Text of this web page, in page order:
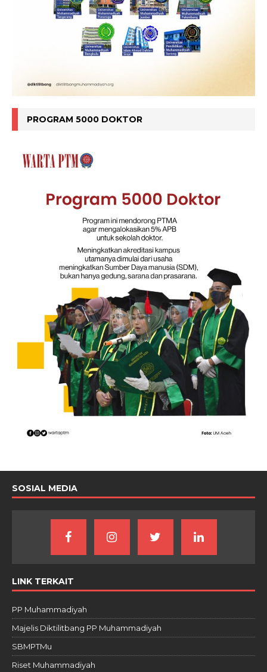
PROGRAM 5000 DOKTOR
SOSIAL MEDIA
LINK TERKAIT
PP Muhammadiyah
Majelis Diktilitbang PP Muhammadiyah
SBMPTMu
Riset Muhammadiyah